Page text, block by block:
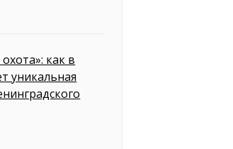
как в
уникальная